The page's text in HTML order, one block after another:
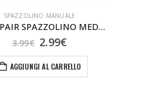
SPAZZOLINO MANUALE
BIOREPAIR SPAZZOLINO MEDIO
3.99€ Il
originale
era:
2.99€Il
attuale
è:
AGGIUNGI AL CARRELLO